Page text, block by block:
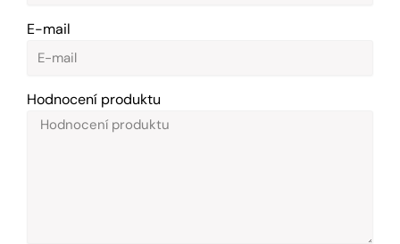
E-mail
Hodnocení produktu